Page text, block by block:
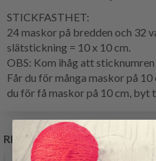
STICKFASTHET:
24 maskor på bredden och 32
slätstickning = 10 x 10 cm.
OBS: Kom ihåg att
Får du för många maskor på
du för få maskor på 10 cm, byt
RELATERADE PRODUKTER